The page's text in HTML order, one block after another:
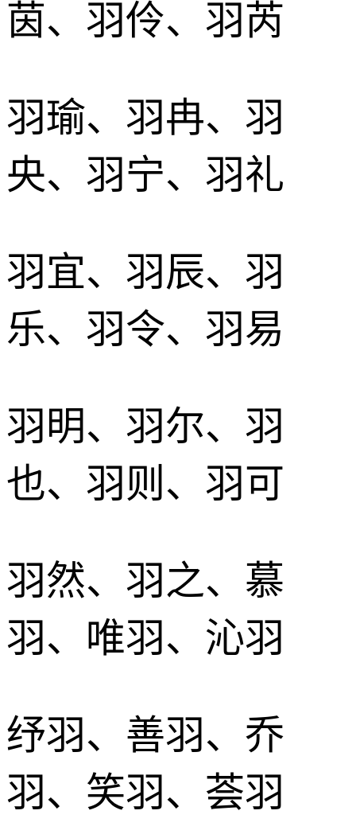
茵、羽伶、羽芮
羽瑜、羽冉、羽
央、羽宁、羽礼
羽宜、羽辰、羽
乐、羽令、羽易
羽明、羽尔、羽
也、羽则、羽可
羽然、羽之、慕
羽、唯羽、沁羽
纾羽、善羽、乔
羽、笑羽、荟羽